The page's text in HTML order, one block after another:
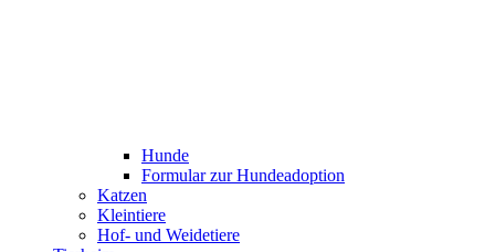
Hunde
Formular zur Hundeadoption
Katzen
Kleintiere
Hof- und Weidetiere